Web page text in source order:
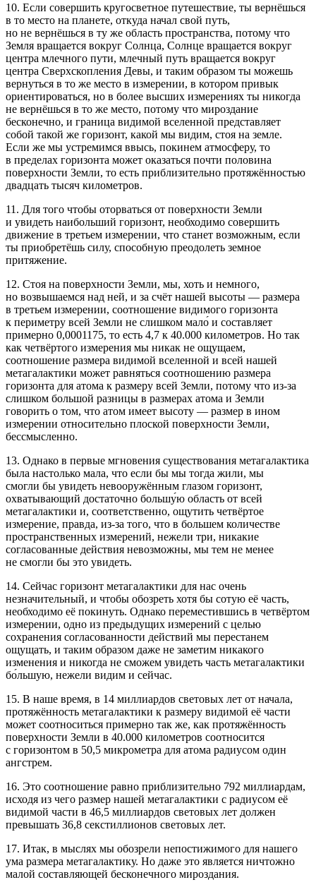
10. Если совершить кругосветное путешествие, ты вернёшься
в то место на планете, откуда начал свой путь,
но не вернёшься в ту же область пространства, потому что
Земля вращается вокруг Солнца, Солнце вращается вокруг
центра млечного пути, млечный путь вращается вокруг
центра Сверхскопления Девы, и таким образом ты можешь
вернуться в то же место в измерении, в котором привык
ориентироваться, но в более высших измерениях ты никогда
не вернёшься в то же место, потому что мироздание
бесконечно, и граница видимой вселенной представляет
собой такой же горизонт, какой мы видим, стоя на земле.
Если же мы устремимся ввысь, покинем атмосферу, то
в пределах горизонта может оказаться почти половина
поверхности Земли, то есть приблизительно протяжённостью
двадцать тысяч километров.
11. Для того чтобы оторваться от поверхности Земли
и увидеть наибольший горизонт, необходимо совершить
движение в третьем измерении, что станет возможным, если
ты приобретёшь силу, способную преодолеть земное
притяжение.
12. Стоя на поверхности Земли, мы, хоть и немного,
но возвышаемся над ней, и за счёт нашей высоты — размера
в третьем измерении, соотношение видимого горизонта
к периметру всей Земли не слишком мало́ и составляет
примерно 0,0001175, то есть 4,7 к 40.000 километров. Но так
как четвёртого измерения мы никак не ощущаем,
соотношение размера видимой вселенной и всей нашей
метагалактики может равняться соотношению размера
горизонта для атома к размеру всей Земли, потому что из-за
слишком большой разницы в размерах атома и Земли
говорить о том, что атом имеет высоту — размер в ином
измерении относительно плоской поверхности Земли,
бессмысленно.
13. Однако в первые мгновения существования метагалактика
была настолько мала, что если бы мы тогда жили, мы
смогли бы увидеть невооружённым глазом горизонт,
охватывающий достаточно большу́ю область от всей
метагалактики и, соответственно, ощутить четвёртое
измерение, правда, из-за того, что в большем количестве
пространственных измерений, нежели три, никакие
согласованные действия невозможны, мы тем не менее
не смогли бы это увидеть.
14. Сейчас горизонт метагалактики для нас очень
незначительный, и чтобы обозреть хотя бы сотую её часть,
необходимо её покинуть. Однако переместившись в четвёртом
измерении, одно из предыдущих измерений с целью
сохранения согласованности действий мы перестанем
ощущать, и таким образом даже не заметим никакого
изменения и никогда не сможем увидеть часть метагалактики
бо́льшую, нежели видим и сейчас.
15. В наше время, в 14 миллиардов световых лет от начала,
протяжённость метагалактики к размеру видимой её части
может соотноситься примерно так же, как протяжённость
поверхности Земли в 40.000 километров соотносится
с горизонтом в 50,5 микрометра для атома радиусом один
ангстрем.
16. Это соотношение равно приблизительно 792 миллиардам,
исходя из чего размер нашей метагалактики с радиусом её
видимой части в 46,5 миллиардов световых лет должен
превышать 36,8 секстиллионов световых лет.
17. Итак, в мыслях мы обозрели непостижимого для нашего
ума размера метагалактику. Но даже это является ничтожно
малой составляющей бесконечного мироздания.